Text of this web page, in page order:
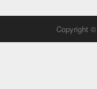
Copyright